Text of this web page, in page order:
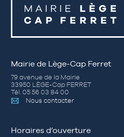
Mairie de Lège-Cap Ferret
79 avenue de la Mairie
33950 LÈGE-Cap FERRET
Tél. 05 56 03 84 00
Nous contacter
Horaires d’ouverture